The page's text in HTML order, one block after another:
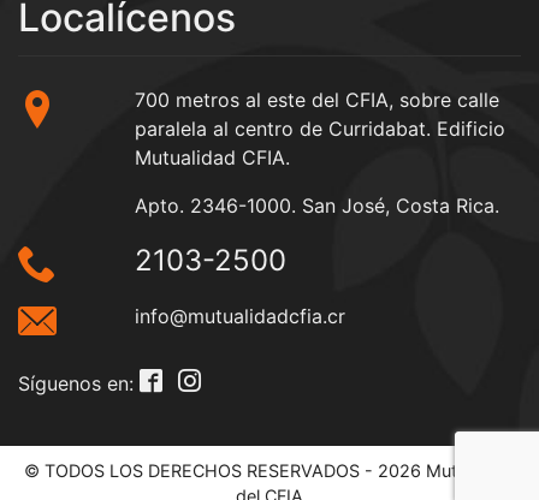
Localícenos
700 metros al este del CFIA, sobre calle
paralela al centro de Curridabat. Edificio
Mutualidad CFIA.
Apto. 2346-1000. San José, Costa Rica.
2103-2500
info@mutualidadcfia.cr
Síguenos en:
© TODOS LOS DERECHOS RESERVADOS - 2026 Mutualidad
del CFIA